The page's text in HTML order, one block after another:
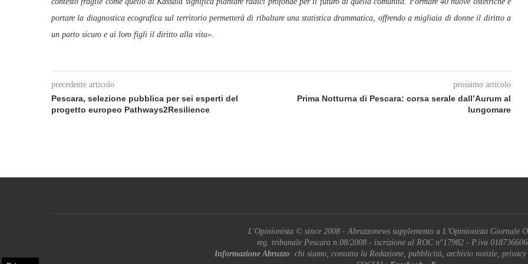
portare la diagnostica ecografica sul territorio permetterà di ribaltare una statistica drammatica, offrendo a migliaia di donne il diritto a
un parto sicuro e ai loro figli il diritto alla vita».
precedente articolo
Pescara, selezione pubblica per sei esperti del
progetto europeo Pathways2Resilience
prossimo articolo
Prima Notturna di Pescara: corsa serale dall’Aurum al
lungomare
L'Opinionista © since 2008 - Abruzzonews supplemento a L'Opinionista Giornale
reg. tribunale Pescara n.08/2008 - iscrizione al ROC n°17982 - P.iva
Informazione Abruzzo: chi siamo, contatta la Redazione, pubblicità, archivio notizie, privacy